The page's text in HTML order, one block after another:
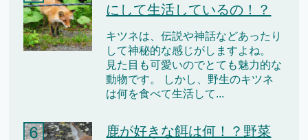
にして生活しているの！？
キツネは、伝説や神話などあったり
して神秘的な感じがしますよね。
見た目も可愛いのでとても魅力的な
動物です。 しかし、野生のキツネ
は何を食べて生活して...
鹿が好きな餌は何！？野菜